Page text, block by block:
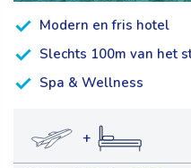
Modern en fris hotel
Slechts 100m van het
Spa & Wellness
+